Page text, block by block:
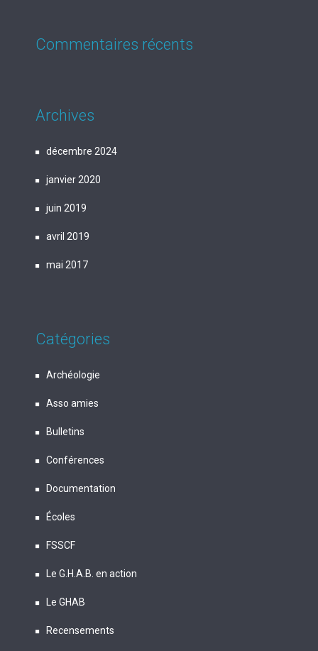
Commentaires récents
Archives
décembre 2024
janvier 2020
juin 2019
avril 2019
mai 2017
Catégories
Archéologie
Asso amies
Bulletins
Conférences
Documentation
Écoles
FSSCF
Le G.H.A.B. en action
Le GHAB
Recensements